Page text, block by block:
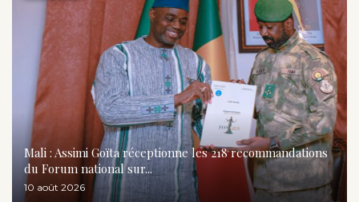
Mali : Assimi Goïta réceptionne les 218 recommandations
du Forum national sur...
10 août 2026